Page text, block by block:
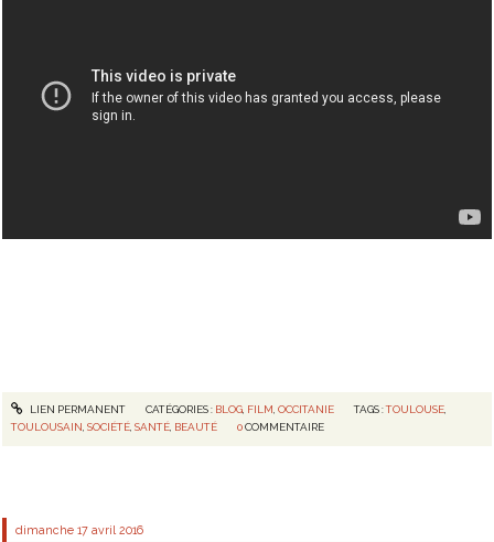
LIEN PERMANENT CATÉGORIES : BLOG, FILM, OCCITANIE TAGS :TOULOUSE,
TOULOUSAIN,SOCIÉTÉ,SANTÉ, BEAUTÉ 0 COMMENTAIRE
dimanche 17 avril 2016